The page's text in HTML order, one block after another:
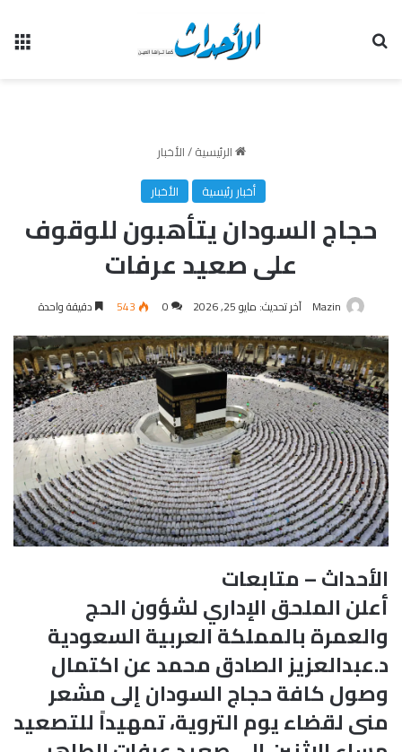
الرئيسية/الأخبار
أخبار رئيسية
الأخبار
حجاج السودان يتأهبون للوقوف
على صعيد عرفات
Mazin آخر تحديث: مايو 25, 2026 0
543 دقيقة واحدة
الأحداث – متابعات
أعلن الملحق الإداري لشؤون الحج
والعمرة بالمملكة العربية السعودية
د.عبدالعزيز الصادق محمد عن اكتمال
وصول كافة حجاج السودان إلى مشعر
منى لقضاء يوم التروية، تمهيداً للتصعيد